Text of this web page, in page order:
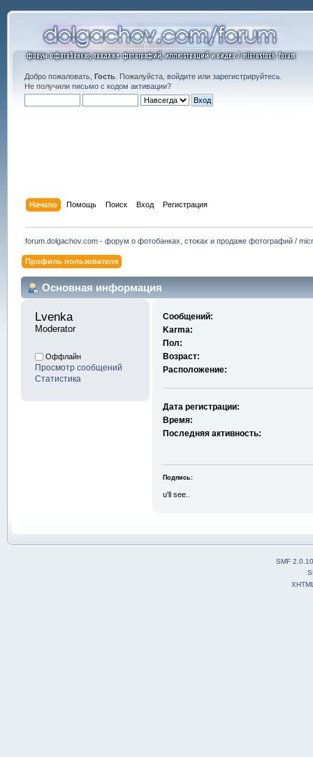
Добро пожаловать, Гость. Пожалуйста, войдитеили зарегистрируйтесь.
Не получили письмо с кодом активации?
Начало Помощь Поиск Вход Регистрация
forum.dolgachov.com - форум о фотобанках, стоках и продаже фотографий /
Профиль пользователя
Основная информация
Lvenka
Moderator
Оффлайн
Просмотр сообщений
Статистика
Сообщений:
Karma:
Пол:
Возраст:
Расположение:
Дата регистрации:
Время:
Последняя активность:
Подпись:
u'll see..
SMF